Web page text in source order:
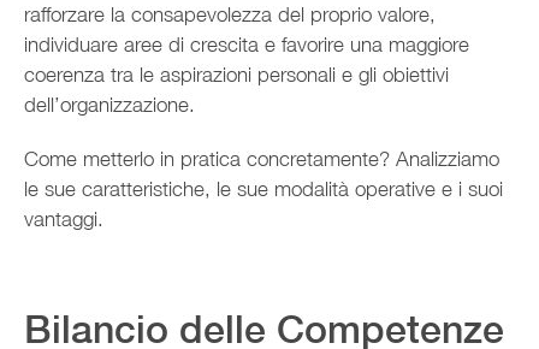
rafforzare la consapevolezza del proprio valore,
individuare aree di crescita e favorire una maggiore
coerenza tra le aspirazioni personali e gli obiettivi
dell’organizzazione.
Come metterlo in pratica concretamente? Analizziamo
le sue caratteristiche, le sue modalità operative e i suoi
vantaggi.
Bilancio delle Competenze